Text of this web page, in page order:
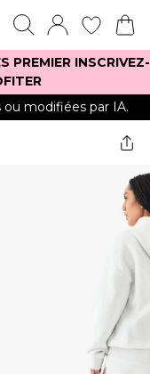
PREMIER INSCRIVEZ-
modifiées par IA.